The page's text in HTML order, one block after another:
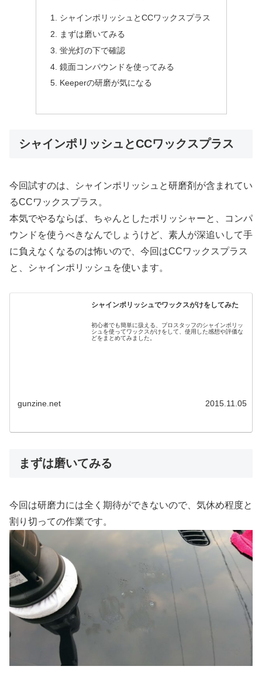
シャインポリッシュとCCワックスプラス
まずは磨いてみる
蛍光灯の下で確認
鏡面コンパウンドを使ってみる
Keeperの研磨が気になる
シャインポリッシュとCCワックスプラス
今回試すのは、シャインポリッシュと研磨剤が含まれてい
るCCワックスプラス。
本気でやるならば、ちゃんとしたポリッシャーと、コンパ
ウンドを使うべきなんでしょうけど、素人が深追いして手
に負えなくなるのは怖いので、今回はCCワックスプラス
と、シャインポリッシュを使います。
シャインポリッシュでワックスがけをしてみた
初心者でも簡単に扱える、プロスタッフのシャインポリッ
シュを使ってワックスがけをして、使用した感想や評価な
どをまとめてみました。
gunzine.net 2015.11.05
まずは磨いてみる
今回は研磨力には全く期待ができないので、気休め程度と
割り切っての作業です。